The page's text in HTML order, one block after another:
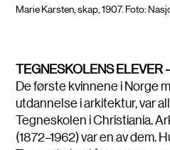
Marie Karsten, skap, 1907. Foto:
TEGNESKOLENS ELEVER
De første kvinnene i Norge
utdannelse i arkitektur, var
Tegneskolen i Christiania.
(1872–1962) var en av dem.